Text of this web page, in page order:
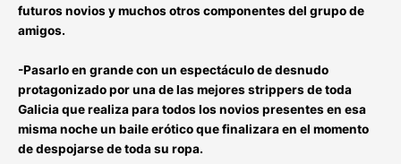
futuros novios y muchos otros componentes del grupo de
amigos.
-Pasarlo en grande con un espectáculo de desnudo
protagonizado por una de las mejores strippers de toda
Galiciaque realiza para todos los novios presentes en esa
misma noche un baile erótico que finalizara en el momento
de despojarse de toda su ropa.